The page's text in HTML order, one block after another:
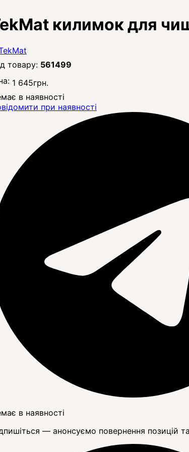
килимок для
561499
1 645грн.
в наявності
при наявності
в наявності
— анонсуємо повернення позицій